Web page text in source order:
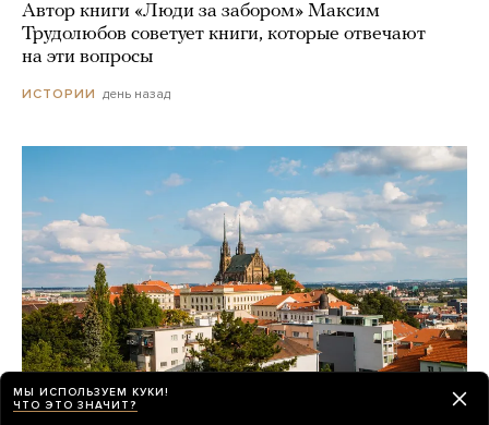
Автор книги «Люди за забором» Максим
Трудолюбов советует книги, которые отвечают
на эти вопросы
ИСТОРИИ день назад
МЫ ИСПОЛЬЗУЕМ КУКИ!
ЧТО ЭТО ЗНАЧИТ?